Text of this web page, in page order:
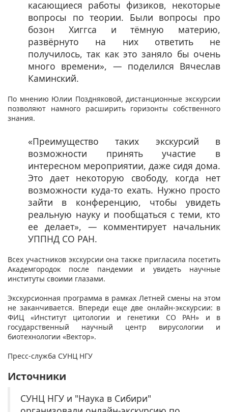
касающиеся работы физиков, некоторые
вопросы по теории. Были вопросы про
бозон Хиггса и тёмную материю,
развёрнуто на них ответить не
получилось, так как это заняло бы очень
много времени», — поделился Вячеслав
Каминский.
По мнению Юлии Поздняковой, дистанционные экскурсии
позволяют намного расширить горизонты собственного
знания.
«Преимущество таких экскурсий в
возможности принять участие в
интересном мероприятии, даже сидя дома.
Это дает некоторую свободу, когда нет
возможности куда-то ехать. Нужно просто
зайти в конференцию, чтобы увидеть
реальную науку и пообщаться с теми, кто
ее делает», — комментирует начальник
УППНД СО РАН.
Всех участников экскурсии она также пригласила посетить
Академгородок после пандемии и увидеть научные
институты своими глазами.
Экскурсионная программа в рамках Летней смены на этом
не заканчивается. Впереди еще две онлайн-экскурсии: в
ФИЦ «Институт цитологии и генетики СО РАН» и в
государственный научный центр вирусологии и
биотехнологии «Вектор».
Пресс-служба СУНЦ НГУ
Источники
СУНЦ НГУ и "Наука в Сибири"